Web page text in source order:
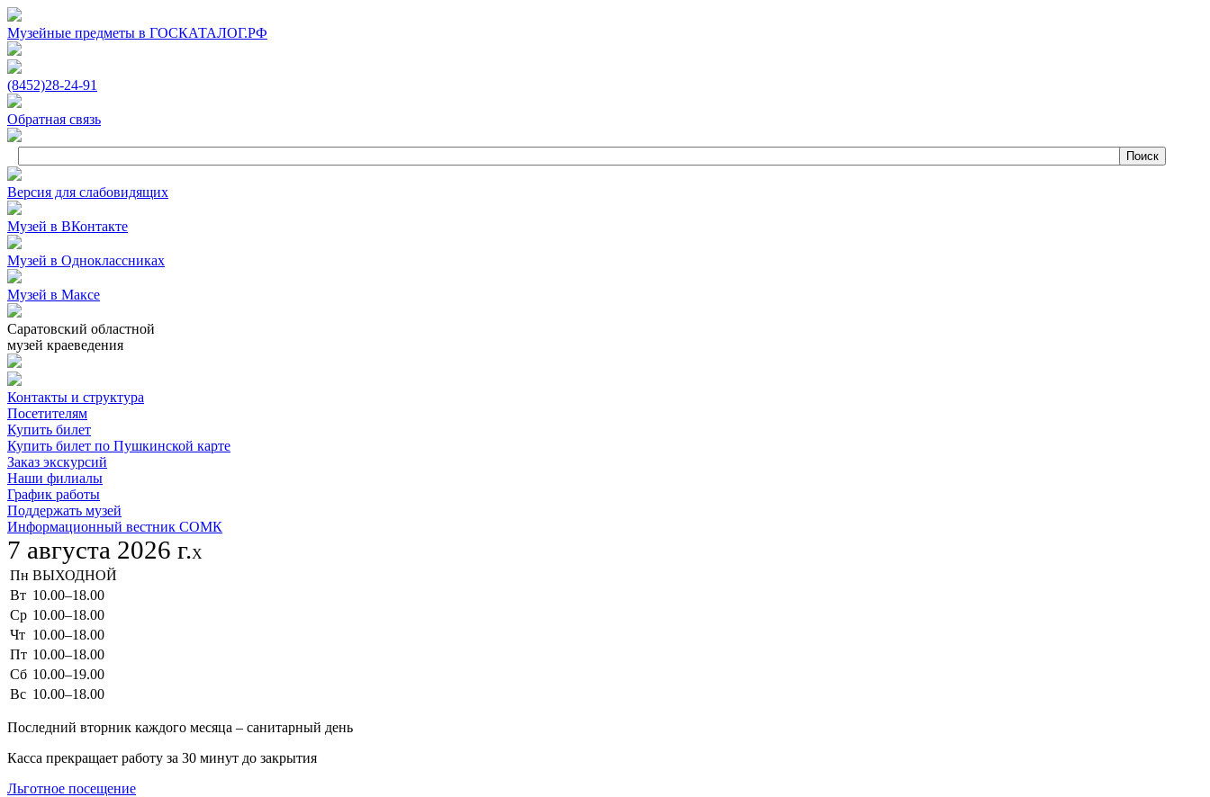
Музейные предметы в ГОСКАТАЛОГ.РФ
(8452)28‑24‑91
Обратная связь
Версия для слабовидящих
Музей в ВКонтакте
Музей в Одноклассниках
Музей в Максе
Саратовский областной
музей краеведения
Контакты и структура
Посетителям
Купить билет
Купить билет по Пушкинской карте
Заказ экскурсий
Наши филиалы
График работы
Поддержать музей
Информационный вестник СОМК
7 августа 2026 г.X
Пн ВЫХОДНОЙ
Вт 10.00–18.00
Ср 10.00–18.00
Чт 10.00–18.00
Пт 10.00–18.00
Сб 10.00–19.00
Вс 10.00–18.00
Последний вторник каждого месяца – санитарный день
Касса прекращает работу за 30 минут до закрытия
Льготное посещение